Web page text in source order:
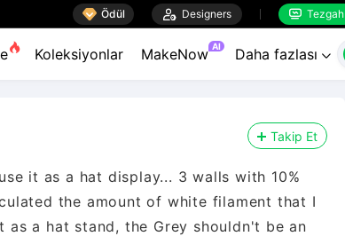
 Ödül  Designers  Tezgah
 Koleksiyonlar MakeNow AI Daha fazlası 
Takip Et
it as a hat display... 3 walls with 10%
the amount of white filament that I
a hat stand, the Grey shouldn't be an